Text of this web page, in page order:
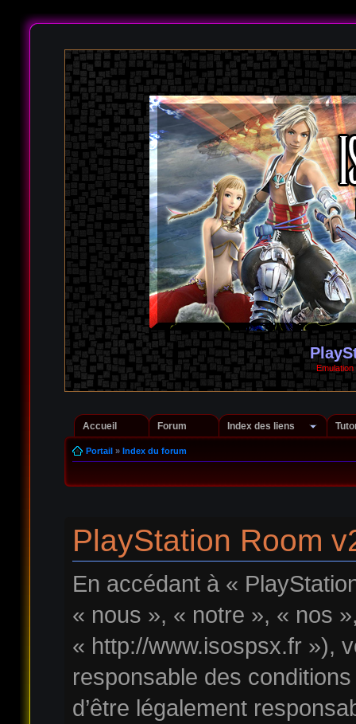
Accueil Forum Index des liens
Portail» Index du forum
PlayStation Room
En accédant à «
« nous », « notre », « nos
« http://www.isospsx.fr »),
responsable des
d’être légalement